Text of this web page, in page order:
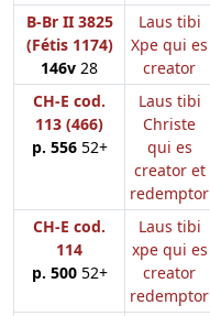
B-Br II 3825
(Fétis 1174)
146v 28
Laus tibi
Xpe qui es
creator
CH-E cod.
113 (466)
p. 55652+
Laus tibi
Christe
qui es
creator et
redemptor
CH-E cod.
114
p. 50052+
Laus tibi
xpe qui es
creator
redemptor